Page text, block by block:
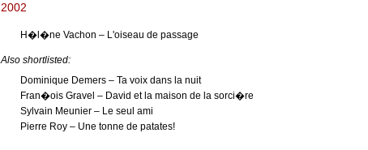
2002
H�l�ne Vachon – L'oiseau de passage
Also shortlisted:
Dominique Demers – Ta voix dans la nuit
Fran�ois Gravel – David et la maison de la sorci�re
Sylvain Meunier – Le seul ami
Pierre Roy – Une tonne de patates!